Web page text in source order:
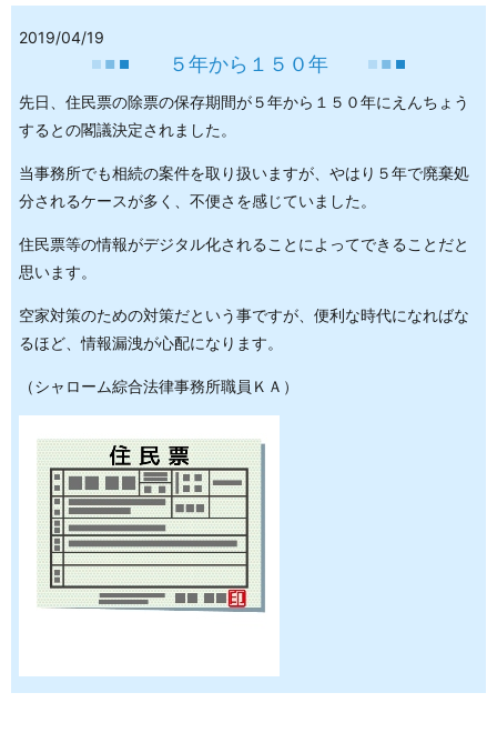
2019/04/19
５年から１５０年
先日、住民票の除票の保存期間が５年から１５０年にえんちょう
するとの閣議決定されました。
当事務所でも相続の案件を取り扱いますが、やはり５年で廃棄処
分されるケースが多く、不便さを感じていました。
住民票等の情報がデジタル化されることによってできることだと
思います。
空家対策のための対策だという事ですが、便利な時代になればな
るほど、情報漏洩が心配になります。
（シャローム綜合法律事務所職員ＫＡ）